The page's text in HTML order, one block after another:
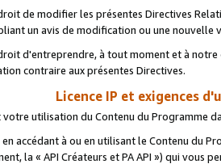
de modifier les présentes Directives
un avis de modification ou une nouvelle
d'entreprendre, à tout moment et à
contraire aux présentes Directives.
Licence IP et exigences
votre utilisation du Contenu du Programme
accédant à ou en utilisant le Contenu du
la « API Créateurs et PA API ») qui vous